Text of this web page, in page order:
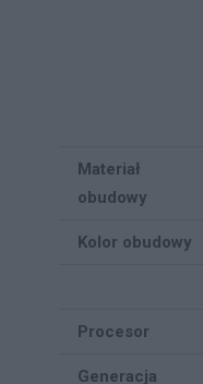
Materiał
obudowy
Kolor obudowy
Procesor
Generacja